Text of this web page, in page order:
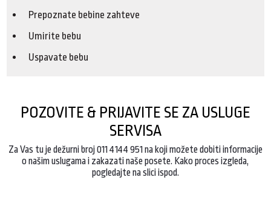
Prepoznate bebine zahteve
Umirite bebu
Uspavate bebu
POZOVITE & PRIJAVITE SE ZA USLUGE
SERVISA
Za Vas tu je dežurni broj 011 4144 951 na koji možete dobiti informacije
o našim uslugama i zakazati naše posete. Kako proces izgleda,
pogledajte na slici ispod.